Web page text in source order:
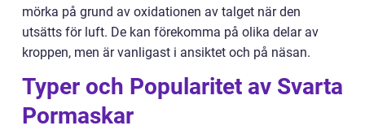
mörka på grund av oxidationen av talget när den
utsätts för luft. De kan förekomma på olika delar av
kroppen, men är vanligast i ansiktet och på näsan.
Typer och Popularitet av Svarta
Pormaskar